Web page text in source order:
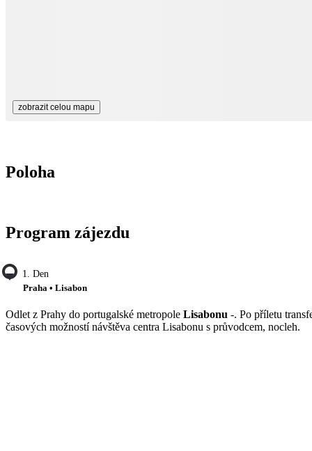
zobrazit celou mapu
Poloha
Program zájezdu
1. Den
Praha • Lisabon
Odlet z Prahy do portugalské metropole Lisabonu -. Po příletu
časových možností návštěva centra Lisabonu s průvodcem, nocleh.